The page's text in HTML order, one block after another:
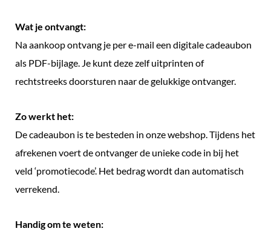
Wat je ontvangt:
Na aankoop ontvang je per e-mail een digitale cadeaubon
als PDF-bijlage. Je kunt deze zelf uitprinten of
rechtstreeks doorsturen naar de gelukkige ontvanger.
Zo werkt het:
De cadeaubon is te besteden in onze webshop. Tijdens het
afrekenen voert de ontvanger de unieke code in bij het
veld ‘promotiecode’. Het bedrag wordt dan automatisch
verrekend.
Handig om te weten: